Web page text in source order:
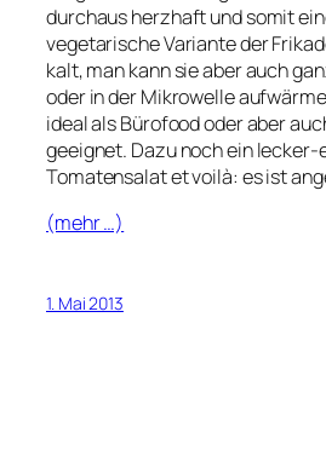
durchaus herzhaft und somit
vegetarische Variante der
kalt, man kann sie aber auch
oder in der Mikrowelle
ideal als Bürofood oder aber
geeignet. Dazu noch ein
Tomatensalat et voilà: es ist
(mehr …)
1. Mai 2013